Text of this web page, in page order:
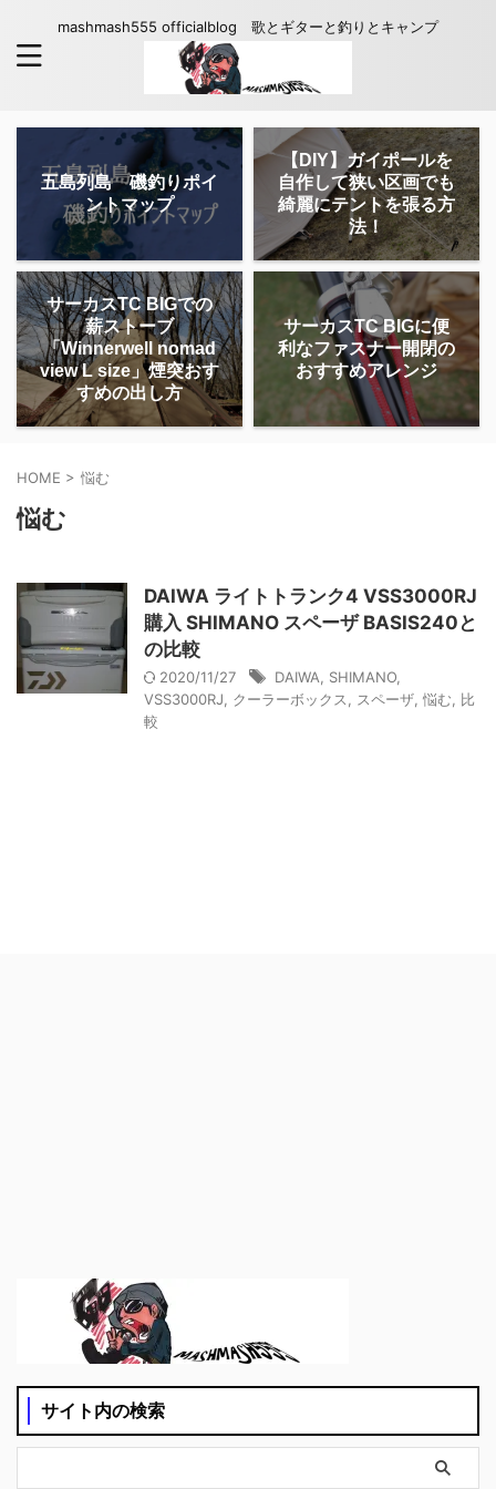
mashmash555 officialblog 歌とギターと釣りとキャンプ
五島列島 磯釣りポイ
ントマップ
【DIY】ガイポールを
自作して狭い区画でも
綺麗にテントを張る方
法！
サーカスTC BIGでの
薪ストーブ
「Winnerwell nomad
view L size」煙突おす
すめの出し方
サーカスTC BIGに便
利なファスナー開閉の
おすすめアレンジ
HOME > 悩む
悩む
DAIWA ライトトランク4 VSS3000RJ
購入 SHIMANO スペーザ BASIS240と
の比較
2020/11/27 DAIWA SHIMANO
VSS3000RJ
クーラーボックス スペーザ 悩む
比
較
サイト内の検索